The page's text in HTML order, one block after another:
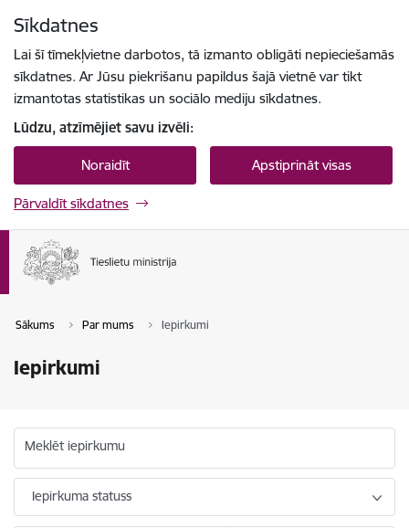
Sīkdatnes
Lai šī tīmekļvietne darbotos, tā izmanto obligāti nepieciešamās
sīkdatnes. Ar Jūsu piekrišanu papildus šajā vietnē var tikt
izmantotas statistikas un sociālo mediju sīkdatnes.
Lūdzu, atzīmējiet savu izvēli:
Noraidīt Apstiprināt visas
Pārvaldīt sīkdatnes
Sākums Par mums Iepirkumi
Iepirkumi
Meklēt iepirkumu
Iepirkuma statuss